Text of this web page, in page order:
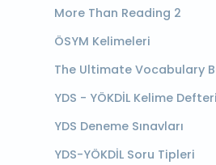
More Than Reading 2
ÖSYM Kelimeleri
The Ultimate Vocabulary
YDS - YÖKDİL Kelime Defteri
YDS Deneme Sınavları
YDS-YÖKDİL Soru Tipleri